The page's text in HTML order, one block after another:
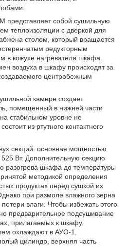
собой сушильную
теплоизоляции с дверкой для
столом, который вращается
редукторным
в кожухе нагревателя шкафа.
воздуха в шкафу происходят за
центробежным
камере создает
помещенный в нижней части
стабильном уровне не
из ртутного контактного
секций: основная мощностью
Вт. Дополнительную секцию
разогрева шкафа до температуры
методикой определения
продуктах перед сушкой их
при размоле влажного зерна
влаги. Чтобы избежать этого
предварительное подсушивание
прилагаемых к шкафу.
охлаждают в АУО-1,
цилиндр, верхняя часть